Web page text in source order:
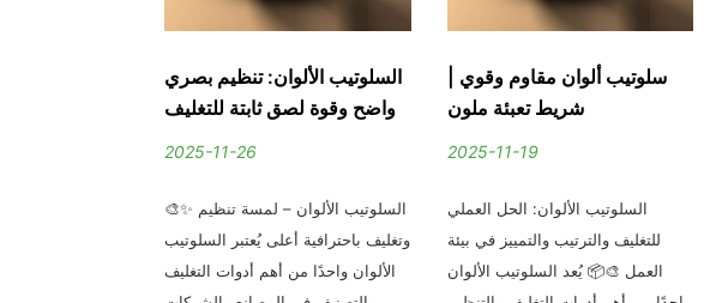
السلوتيب الألوان: تنظيم بصري
واضح وقوة لصق ثابتة للتغليف
2025-11-26
🎨✨ السلوتيب الألوان – لمسة تنظيم
وتغليف باحترافية أعلى يُعتبر السلوتيب
الألوان واحدًا من أهم أدوات التغليف
سلوتيب ألوان مقاوم وقوي |
شريط تعبئة ملون
2025-11-19
السلوتيب الألوان: الحل العملي
للتغليف والترتيب والتمييز في بيئة
العمل 🎨📦 يُعد السلوتيب الألوان